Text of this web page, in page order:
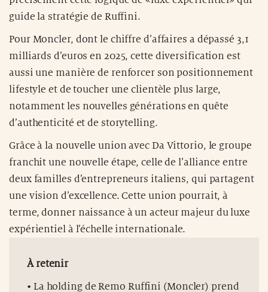
guide la stratégie de Ruffini.
Pour Moncler, dont le chiffre d’affaires a dépassé 3,1
milliards d’euros en 2025, cette diversification est
aussi une manière de renforcer son positionnement
lifestyle et de toucher une clientèle plus large,
notamment les nouvelles générations en quête
d’authenticité et de storytelling.
Grâce à la nouvelle union avec Da Vittorio, le groupe
franchit une nouvelle étape, celle de l’alliance entre
deux familles d’entrepreneurs italiens, qui partagent
une vision d’excellence. Cette union pourrait, à
terme, donner naissance à un acteur majeur du luxe
expérientiel à l’échelle internationale.
À retenir
• La holding de Remo Ruffini (Moncler) prend